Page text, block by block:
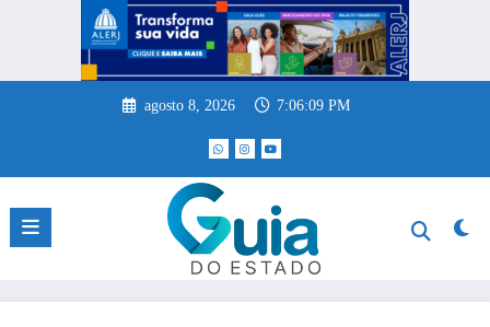
agosto 8, 2026 7:06:10 PM